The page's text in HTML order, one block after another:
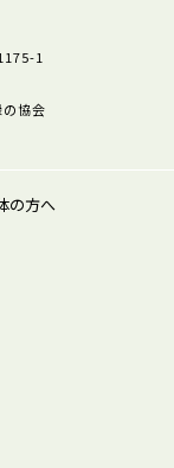
1
協会
の方へ